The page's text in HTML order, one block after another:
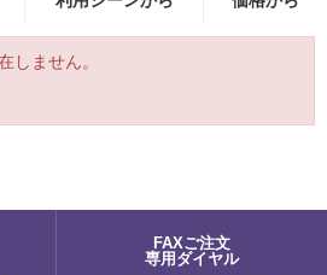
しません。
FAXご注文
専用ダイヤル